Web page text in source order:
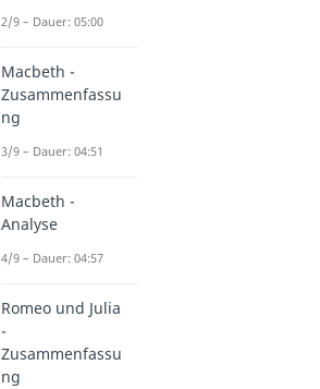
2/9 – Dauer: 05:00
Macbeth -
Zusammenfassu
ng
3/9 – Dauer: 04:51
Macbeth -
Analyse
4/9 – Dauer: 04:57
Romeo und Julia
-
Zusammenfassu
ng